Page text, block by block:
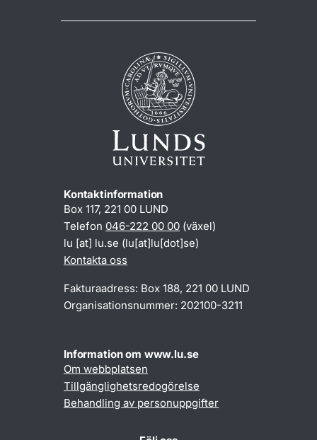
Kontaktinformation
Box 117, 221 00 LUND
Telefon 046-222 00 00 (växel)
lu [at] lu.se (lu[at]lu[dot]se)
Kontakta oss
Fakturaadress: Box 188, 221 00 LUND
Organisationsnummer: 202100-3211
Information om www.lu.se
Om webbplatsen
Tillgänglighetsredogörelse
Behandling av personuppgifter